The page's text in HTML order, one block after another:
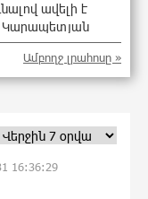
ավելի է
Կարապետյան
Արամ
12:04:12 6-08-2026
Ամբողջ լրահոսը »
16:36:29